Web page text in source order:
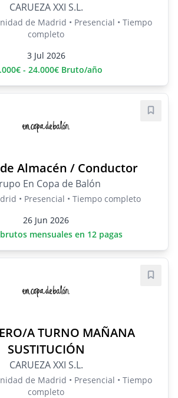
CARUEZA XXI S.L.
de Madrid • Presencial • Tiempo
completo
3 Jul 2026
- 24.000€ Bruto/año
Almacén / Conductor
En Copa de Balón
• Presencial • Tiempo completo
26 Jun 2026
mensuales en 12 pagas
A TURNO MAÑANA
SUSTITUCIÓN
CARUEZA XXI S.L.
de Madrid • Presencial • Tiempo
completo